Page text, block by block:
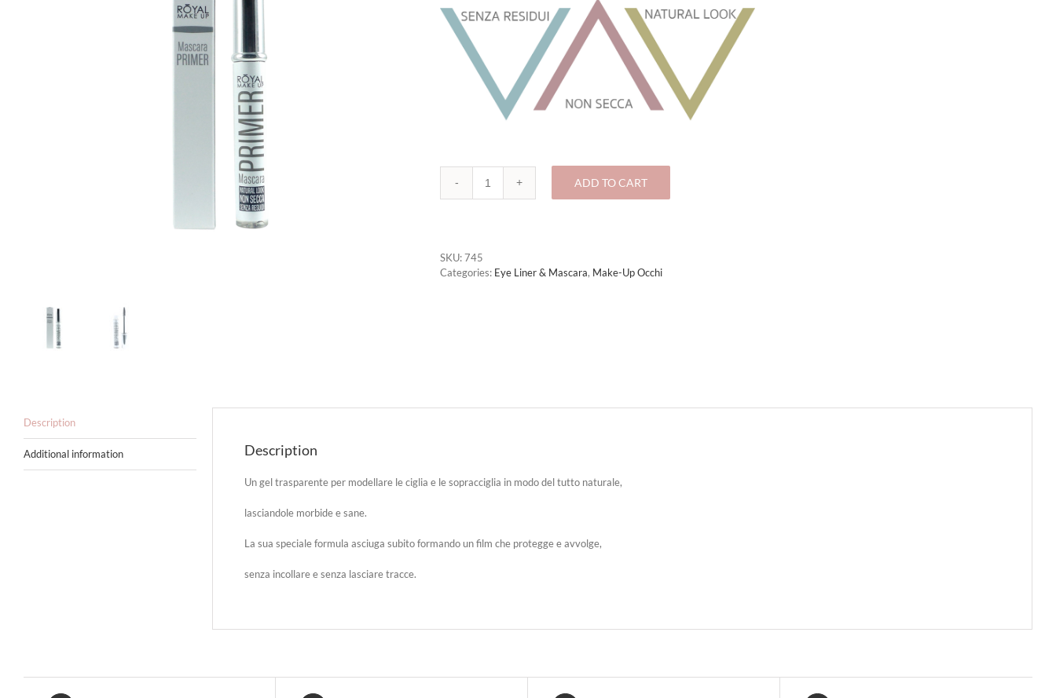
745-
MASCARA
ADD TO CART
SKU:745
Categories: Eye Liner & Mascara, Make-Up Occhi
Description
Additional information Description
Un gel trasparente per modellare le ciglia e le sopracciglia in modo del tutto naturale,
lasciandole morbide e sane.
La sua speciale formula asciuga subito formando un film che protegge e avvolge,
senza incollare e senza lasciare tracce.